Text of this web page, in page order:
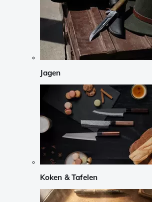
Jagen
Koken & Tafelen